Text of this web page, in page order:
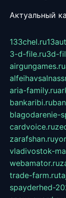
Актуальный
133chel.ru
3-d-file.ru3d-
airgungames.ru
aria-family.ru
bankaribi.ru
blagodarenie-
cardvoice.ru
zarafshan.ru
vladivostok-
webamator.ru
trade-farm.ru
spayderhed-